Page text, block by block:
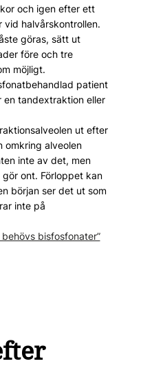
och igen efter ett
vid halvårskontrollen.
göras, sätt ut
före och tre
möjligt.
patient
en tandextraktion eller
ut efter
omkring alveolen
inte av det, men
ont. Förloppet kan
början ser det ut som
inte på
bisfosfonater”